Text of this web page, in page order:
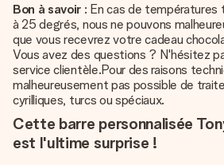
Bon à savoir : En cas de températures
à 25 degrés, nous ne pouvons
que vous recevrez votre cadeau
Vous avez des questions ? N'hésitez
service clientèle.Pour des raisons
malheureusement pas possible de
cyrilliques, turcs ou spéciaux.
Cette barre personnalisée
est l'ultime surprise !